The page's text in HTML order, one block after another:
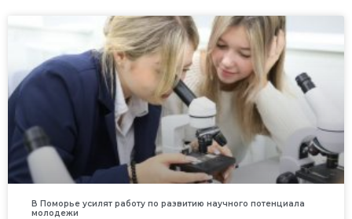
В Поморье усилят работу по развитию научного потенциала
молодежи